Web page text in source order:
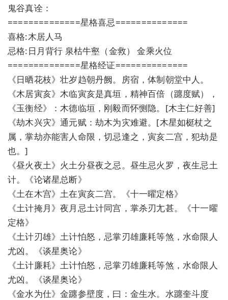
鬼谷真诠：
==============星格喜忌==============
喜格:木居人马
忌格:日月背行 泉枯牛壑（金救） 金乘火位
==============星格经证==============
《日晒花枝》壮岁趋朝丹阙。房宿，体制朝堂中人。
《木居寅亥》木临寅亥是真垣，精神百倍（躔度赋），
《玉衡经》：木德临垣，刚毅而怀恻隐。[木主仁好善]
《劫木兴灾》通元赋：劫木为灾难避。[木星如梃杖之
属，掌劫亦能害人命限，切忌逢之，寅亥二宫，犯劫是
也。]
《昼火夜土》火土分昼夜之忌。昼生忌火罗，夜生忌土
计。《论诸星总断》
《土在木宫》土在寅亥二宫。《十一曜定格》
《土计掩月》夜月忌土计同宫，掌杀刃尢甚。《十一曜
定格》
《土计刃雄》土计怕怒，忌掌刃雄廉耗等煞，水命限人
尤凶。《谈星奥论》
《土计廉耗》土计怕怒，忌掌刃雄廉耗等煞，水命限人
尤凶。《谈星奥论》
《金水为仕》金躔参壁度，曰：金生水。水躔奎斗度